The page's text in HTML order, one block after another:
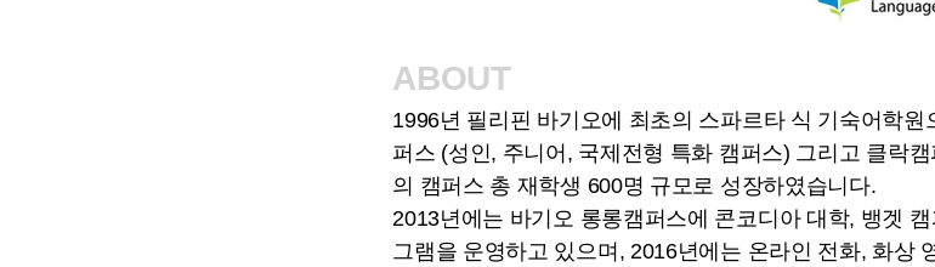
ABOUT
1996년 필리핀 바기오에 최초의 스파르타 식 기숙어학
퍼스 (성인, 주니어, 국제전형 특화 캠퍼스) 그리고 클락
의 캠퍼스 총 재학생 600명 규모로 성장하였습니다.
2013년에는 바기오 롱롱캠퍼스에 콘코디아 대학, 뱅겟
그램을 운영하고 있으며, 2016년에는 온라인 전화, 화상